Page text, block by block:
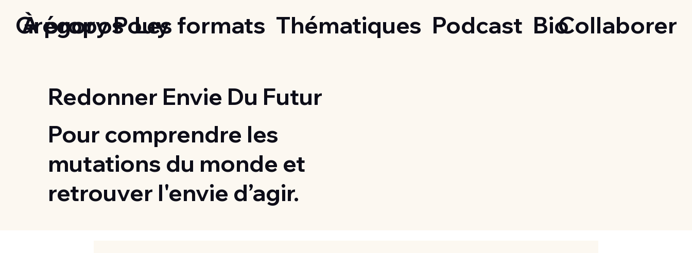
Grégory Pouy
À propos Les formats Thématiques Podcast BioCollaborer
Redonner Envie Du Futur
Pour comprendre les
mutations du monde et
retrouver l'envie d’agir.